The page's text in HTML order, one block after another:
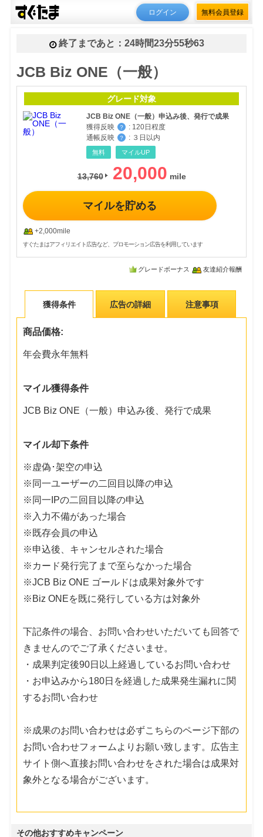
ログイン 無料会員登録
終了まであと： 24時間23分55秒46
JCB Biz ONE（一般）
グレード対象
JCB Biz ONE（一般）申込み後、発行で成果
獲得反映
？ : 120日程度
通帳反映
？ : ３日以内
無料 マイルUP
13,760 20,000
マイルを貯める
+2,000mile
すぐたまはアフィリエイト広告など、プロモーション広告を利用しています
グレードボーナス 友達紹介報酬
獲得条件 広告の詳細 注意事項
商品価格:
年会費永年無料
マイル獲得条件
JCB Biz ONE（一般）申込み後、発行で成果
マイル却下条件
※虚偽･架空の申込
※同一ユーザーの二回目以降の申込
※同一IPの二回目以降の申込
※入力不備があった場合
※既存会員の申込
※申込後、キャンセルされた場合
※カード発行完了まで至らなかった場合
※JCB Biz ONE ゴールドは成果対象外です
※Biz ONEを既に発行している方は対象外
下記条件の場合、お問い合わせいただいても回答で
きませんのでご了承くださいませ。
・成果判定後90日以上経過しているお問い合わせ
・お申込みから180日を経過した成果発生漏れに関
するお問い合わせ
※成果のお問い合わせは必ずこちらのページ下部の
お問い合わせフォームよりお願い致します。広告主
サイト側へ直接お問い合わせをされた場合は成果対
象外となる場合がございます。
その他おすすめキャンペーン